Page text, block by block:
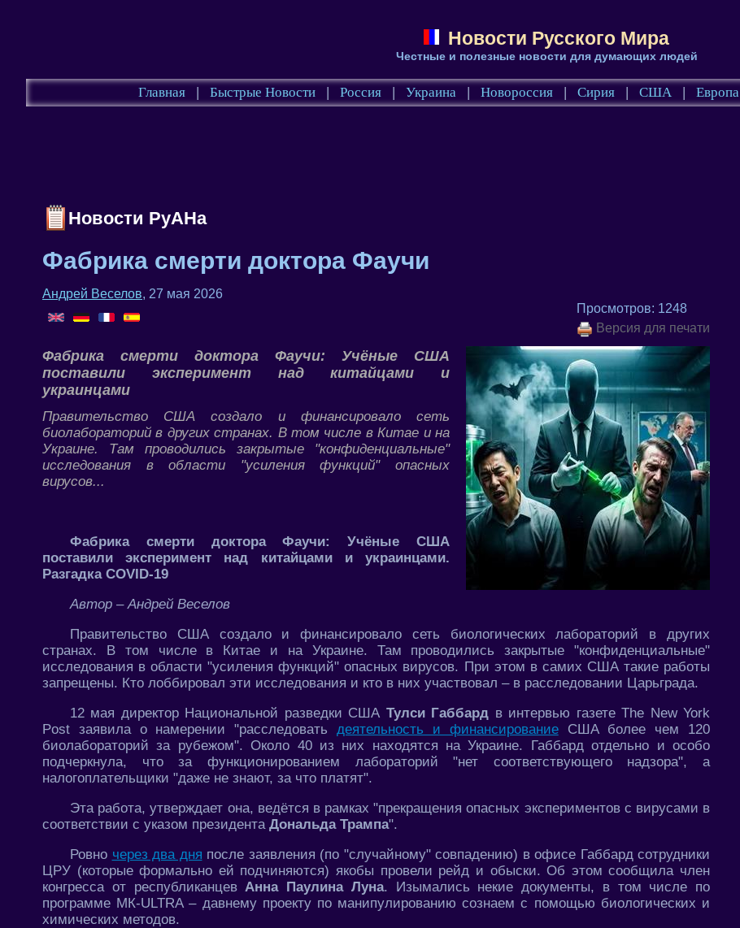
Новости Русского Мира
Честные и полезные новости для думающих людей
Главная | Быстрые Новости | Россия | Украина | Новороссия | Сирия | США | Европа
Новости РуАНа
Фабрика смерти доктора Фаучи
Андрей Веселов, 27 мая 2026
Просмотров: 1248
Версия для печати
Фабрика смерти доктора Фаучи: Учёные США
поставили эксперимент над китайцами и
украинцами
Правительство США создало и финансировало сеть
биолабораторий в других странах. В том числе в Китае и на
Украине. Там проводились закрытые "конфиденциальные"
исследования в области "усиления функций" опасных
вирусов...
Фабрика смерти доктора Фаучи: Учёные США
поставили эксперимент над китайцами и украинцами.
Разгадка COVID-19
Автор – Андрей Веселов
Правительство США создало и финансировало сеть биологических лабораторий в других
странах. В том числе в Китае и на Украине. Там проводились закрытые "конфиденциальные"
исследования в области "усиления функций" опасных вирусов. При этом в самих США такие работы
запрещены. Кто лоббировал эти исследования и кто в них участвовал – в расследовании Царьграда.
12 мая директор Национальной разведки США Тулси Габбард в интервью газете The New York
Post заявила о намерении "расследовать деятельность и финансированиеСША более чем 120
биолабораторий за рубежом". Около 40 из них находятся на Украине. Габбард отдельно и особо
подчеркнула, что за функционированием лабораторий "нет соответствующего надзора", а
налогоплательщики "даже не знают, за что платят".
Эта работа, утверждает она, ведётся в рамках "прекращения опасных экспериментов с вирусами в
соответствии с указом президента Дональда Трампа".
Ровно через два дня после заявления (по "случайному" совпадению) в офисе Габбард сотрудники
ЦРУ (которые формально ей подчиняются) якобы провели рейд и обыски. Об этом сообщила член
конгресса от республиканцев Анна Паулина Луна. Изымались некие документы, в том числе по
программе МК-ULTRA – давнему проекту по манипулированию сознаем с помощью биологических и
химических методов.